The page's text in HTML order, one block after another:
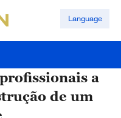
Language
a
de um